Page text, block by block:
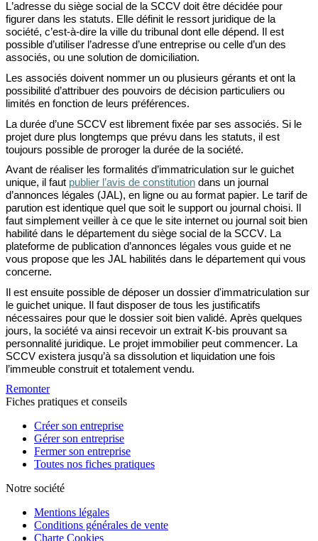
L’adresse du siège social de la SCCV doit être décidée pour
figurer dans les statuts. Elle définit le ressort juridique de la
société, c’est-à-dire l a ville du tribunal dont elle dépend. Il est
possible d’utiliser l’adresse d’une entreprise ou celle d’un des
associés, ou une solution de domiciliation.
Les associés doivent nommer un ou plusieurs gérants et ont la
possibilité d’attribuer des pouvoirs de décision particuliers ou
limités en fonction de leurs préférences.
La durée d’une SCCV est librement fixée par ses associés. Si le
projet dure plus longtemps que prévu dans les statuts, il est
toujours possible de proroger la durée de la société.
Avant de réaliser les formalités d’immatriculation sur le guichet
unique, il faut publier l’avis de constitution dans un journal
d’annonces légales (JAL), en ligne ou au format papier. Le tarif de
parution est identique quel que soit le support ou journal choisi. Il
faut simplement veiller à ce que le site internet ou journal soit bien
habilité dans le département du siège social de la SCCV. La
plateforme de publication d’annonces légales vous guide et ne
vous propose que les JAL habilités dans le département qui vous
concerne.
Il est ensuite possible de déposer un dossier d'immatriculation sur
le guichet unique. Il faut disposer de tous les justificatifs
nécessaires pour que le dossier soit bien validé. Après quelques
jours, la société va ainsi recevoir un extrait K-bis prouvant sa
personnalité juridique. Le projet immobilier peut commencer. La
SCCV existera jusqu’à sa dissolution et liquidation une fois
’immeuble construit et totalement vendu.
Remonter
Fiches pratiques et conseils
Créer son entreprise
Gérer son entreprise
Fermer son entreprise
Toutes nos fiches pratiques
Notre société
Mentions légales
Conditions générales de vente
Charte Cookies